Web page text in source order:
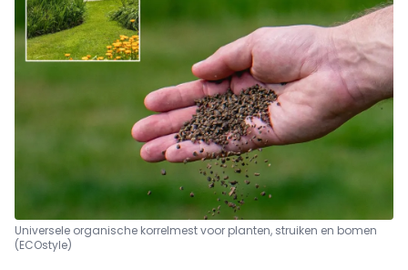
Universele organische korrelmest voor planten, struiken en bomen
(ECOstyle)